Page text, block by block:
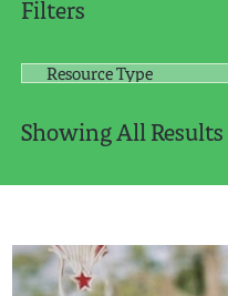
Filters
Showing All Results